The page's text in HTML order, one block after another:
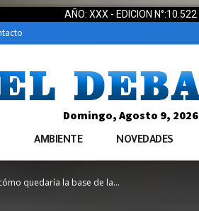
AÑO: XXX - EDICION N°:10.522
Domingo, Agosto 9, 2026
AMBIENTE NOVEDADES
quedaría la base de la...